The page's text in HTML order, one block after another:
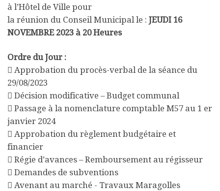
à l’Hôtel de Ville pour
la réunion du Conseil Municipal le : JEUDI 16
NOVEMBRE 2023 à 20 Heures
Ordre du Jour :
 Approbation du procès-verbal de la séance du
29/08/2023
 Décision modificative – Budget communal
 Passage à la nomenclature comptable M57 au 1 er
janvier 2024
 Approbation du règlement budgétaire et
financier
 Régie d’avances – Remboursement au régisseur
 Demandes de subventions
 Avenant au marché - Travaux Maragolles